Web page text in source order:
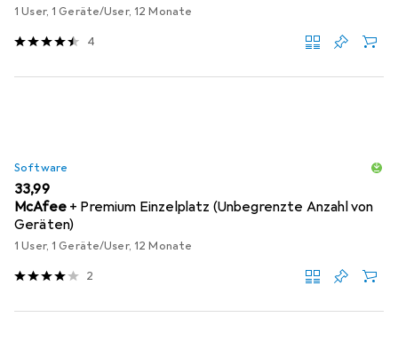
1 User, 1 Geräte/User, 12 Monate
4
Software
EUR
33,99
McAfee + Premium Einzelplatz (Unbegrenzte Anzahl von
Geräten)
1 User, 1 Geräte/User, 12 Monate
2